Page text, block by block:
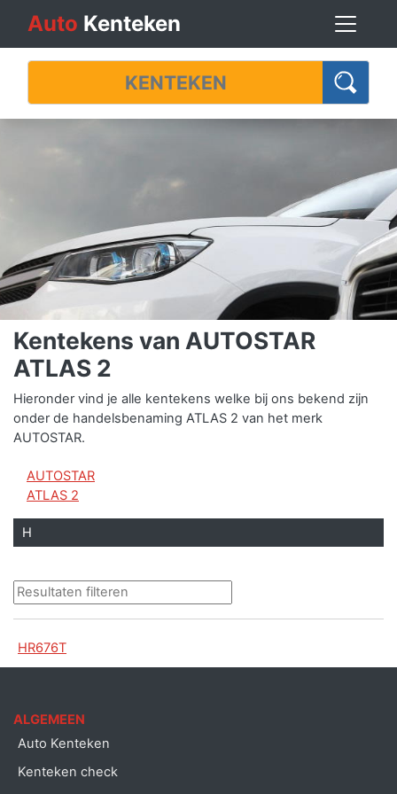
Auto Kenteken
Kentekens van AUTOSTAR
ATLAS 2
Hieronder vind je alle kentekens welke bij ons bekend zijn
onder de handelsbenaming ATLAS 2 van het merk
AUTOSTAR.
AUTOSTAR
ATLAS 2
H
HR676T
ALGEMEEN
Auto Kenteken
Kenteken check